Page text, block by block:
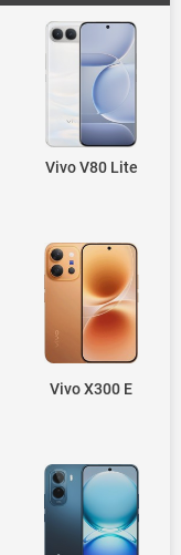
Vivo V80 Lite
Vivo X300 E